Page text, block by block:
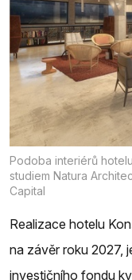
Podoba interiérů
studiem Natura
Capital
Realizace hotelu
na závěr roku 2027,
investičního fondu